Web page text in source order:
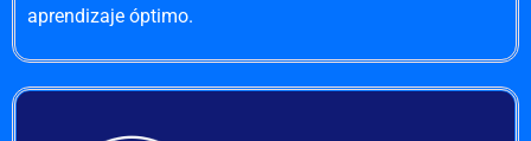
aprendizaje óptimo.